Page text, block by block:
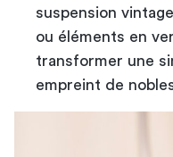
suspension
ou éléments en
transformer une
empreint de